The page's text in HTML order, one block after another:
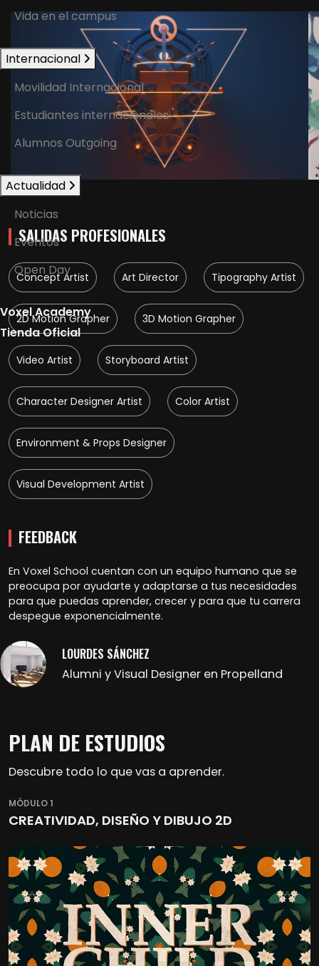
Vida en el campus
Internacional
Movilidad Internacional
Estudiantes internacionales
Alumnos Outgoing
Actualidad
Noticias
Eventos
Open Day
Voxel Academy
Tienda Oficial
SALIDAS PROFESIONALES
Concept Artist Art Director Tipography Artist
2D Motion Grapher 3D Motion Grapher
Video Artist Storyboard Artist
Character Designer Artist Color Artist
Environment & Props Designer
Visual Development Artist
FEEDBACK
En Voxel School cuentan con un equipo humano que se
preocupa por ayudarte y adaptarse a tus necesidades
para que puedas aprender, crecer y para que tu carrera
despegue exponencialmente.
LOURDES SÁNCHEZ
Alumni y Visual Designer en Propelland
PLAN DE ESTUDIOS
Descubre todo lo que vas a aprender.
MÓDULO 1
CREATIVIDAD, DISEÑO Y DIBUJO 2D